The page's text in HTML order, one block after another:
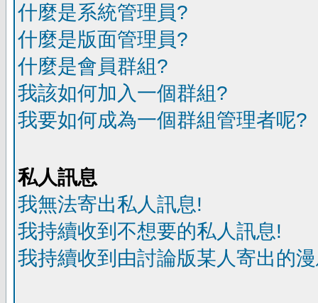
什麼是系統管理員?
什麼是版面管理員?
什麼是會員群組?
我該如何加入一個群組?
我要如何成為一個群組管理者呢?
私人訊息
我無法寄出私人訊息!
我持續收到不想要的私人訊息!
我持續收到由討論版某人寄出的